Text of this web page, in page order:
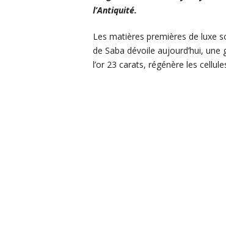
l’Antiquité.
Les matières premières de luxe
de Saba dévoile aujourd’hui,
l’or 23 carats, régénère les